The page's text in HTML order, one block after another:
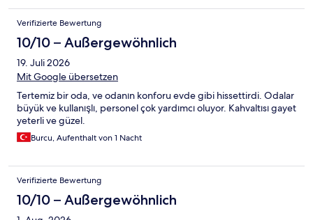
Verifizierte Bewertung
10/10 – Außergewöhnlich
19. Juli 2026
Mit Google übersetzen
Tertemiz bir oda, ve odanın konforu evde gibi hissettirdi. Odalar
büyük ve kullanışlı, personel çok yardımcı oluyor. Kahvaltısı gayet
yeterli ve güzel.
Burcu, Aufenthalt von 1 Nacht
Verifizierte Bewertung
10/10 – Außergewöhnlich